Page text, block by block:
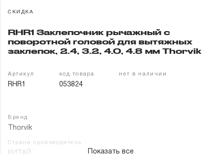
Контакты
СКИДКА
RHR1 Заклепочник рычажный с
поворотной головой для вытяжных
заклепок, 2.4, 3.2, 4.0, 4.8 мм Thorvik
Артикул
RHR1
код товара
053824
нет в наличии
Бренд
Thorvik
Страна производитель
Показать все